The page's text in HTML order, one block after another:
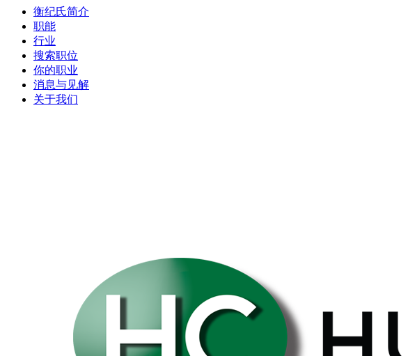
衡纪氏简介
职能
行业
搜索职位
你的职业
消息与见解
关于我们